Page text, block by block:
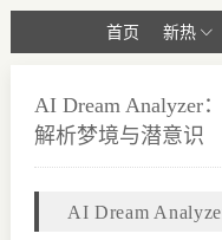
首页 新热
AI Dream Analyzer
解析梦境与潜意识
AI Dream